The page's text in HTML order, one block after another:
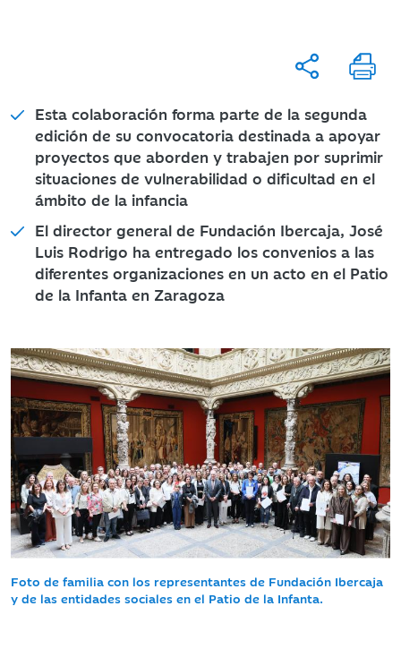
Esta colaboración forma parte de la segunda
edición de su convocatoria destinada a apoyar
proyectos que aborden y trabajen por suprimir
situaciones de vulnerabilidad o dificultad en el
ámbito de la infancia
El director general de Fundación Ibercaja, José
Luis Rodrigo ha entregado los convenios a las
diferentes organizaciones en un acto en el Patio
de la Infanta en Zaragoza
Foto de familia con los representantes de Fundación Ibercaja
y de las entidades sociales en el Patio de la Infanta.